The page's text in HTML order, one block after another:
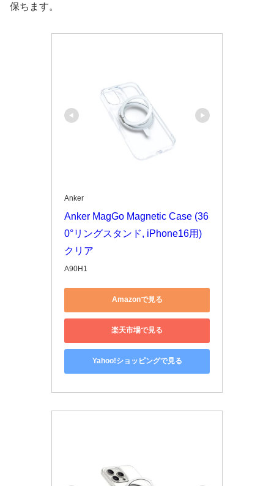
保ちます。
Anker
Anker MagGo Magnetic Case (36
0°リングスタンド, iPhone16用)
クリア
A90H1
Amazonで見る
楽天市場で見る
Yahoo!ショッピングで見る